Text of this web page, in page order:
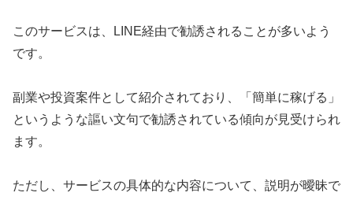
このサービスは、LINE経由で勧誘されることが多いよう
です。
副業や投資案件として紹介されており、「簡単に稼げる」
というような謳い文句で勧誘されている傾向が見受けられ
ます。
ただし、サービスの具体的な内容について、説明が曖昧で